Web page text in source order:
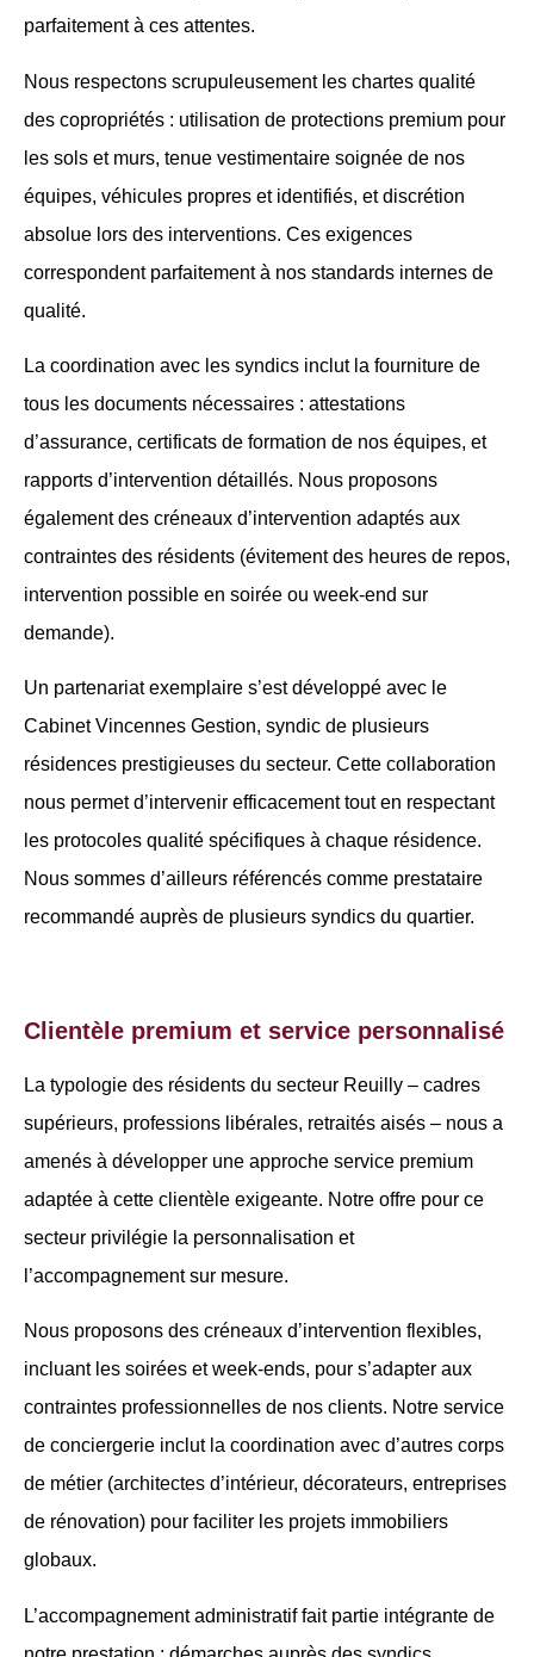
parfaitement à ces attentes.
Nous respectons scrupuleusement les chartes qualité
des copropriétés : utilisation de protections premium pour
les sols et murs, tenue vestimentaire soignée de nos
équipes, véhicules propres et identifiés, et discrétion
absolue lors des interventions. Ces exigences
correspondent parfaitement à nos standards internes de
qualité.
La coordination avec les syndics inclut la fourniture de
tous les documents nécessaires : attestations
d’assurance, certificats de formation de nos équipes, et
rapports d’intervention détaillés. Nous proposons
également des créneaux d’intervention adaptés aux
contraintes des résidents (évitement des heures de repos,
intervention possible en soirée ou week-end sur
demande).
Un partenariat exemplaire s’est développé avec le
Cabinet Vincennes Gestion, syndic de plusieurs
résidences prestigieuses du secteur. Cette collaboration
nous permet d’intervenir efficacement tout en respectant
les protocoles qualité spécifiques à chaque résidence.
Nous sommes d’ailleurs référencés comme prestataire
recommandé auprès de plusieurs syndics du quartier.
Clientèle premium et service personnalisé
La typologie des résidents du secteur Reuilly – cadres
supérieurs, professions libérales, retraités aisés – nous a
amenés à développer une approche service premium
adaptée à cette clientèle exigeante. Notre offre pour ce
secteur privilégie la personnalisation et
l’accompagnement sur mesure.
Nous proposons des créneaux d’intervention flexibles,
incluant les soirées et week-ends, pour s’adapter aux
contraintes professionnelles de nos clients. Notre service
de conciergerie inclut la coordination avec d’autres corps
de métier (architectes d’intérieur, décorateurs, entreprises
de rénovation) pour faciliter les projets immobiliers
globaux.
L’accompagnement administratif fait partie intégrante de